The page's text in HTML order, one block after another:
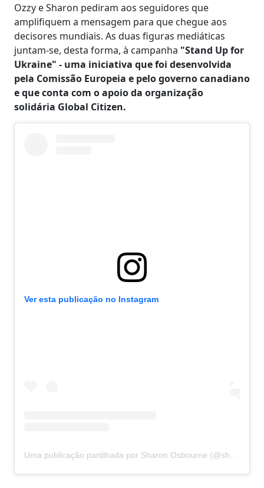
Ozzy e Sharon pediram aos seguidores que
amplifiquem a mensagem para que chegue aos
decisores mundiais. As duas figuras mediáticas
juntam-se, desta forma, à campanha "Stand Up for
Ukraine" - uma iniciativa que foi desenvolvida
pela Comissão Europeia e pelo governo canadiano
e que conta com o apoio da organização
solidária Global Citizen.
Ver esta publicação no Instagram